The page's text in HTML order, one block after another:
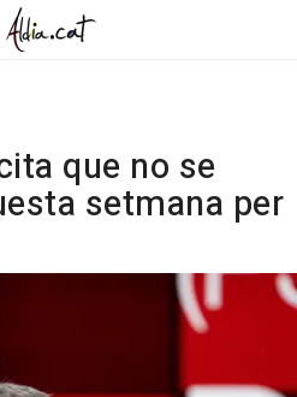
que no se
setmana per